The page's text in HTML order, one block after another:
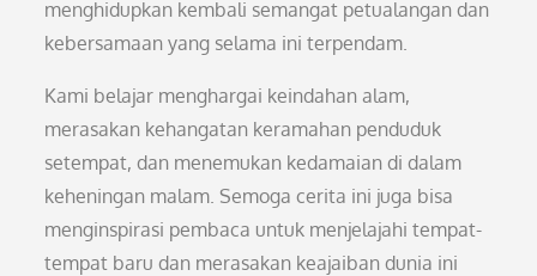
menghidupkan kembali semangat petualangan dan
kebersamaan yang selama ini terpendam.
Kami belajar menghargai keindahan alam,
merasakan kehangatan keramahan penduduk
setempat, dan menemukan kedamaian di dalam
keheningan malam. Semoga cerita ini juga bisa
menginspirasi pembaca untuk menjelajahi tempat-
tempat baru dan merasakan keajaiban dunia ini